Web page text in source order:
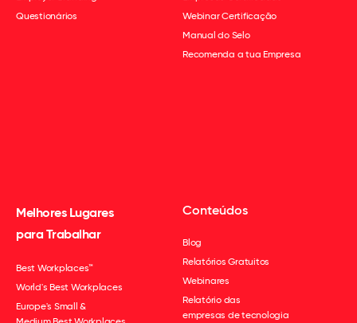
Questionários
Webinar Certificação
Manual do Selo
Recomenda a tua Empresa
Melhores Lugares
para Trabalhar
Best Workplaces™
World's Best Workplaces
Europe's Small &
Conteúdos
Blog
Relatórios Gratuitos
Webinares
Relatório das
empresas de tecnologia